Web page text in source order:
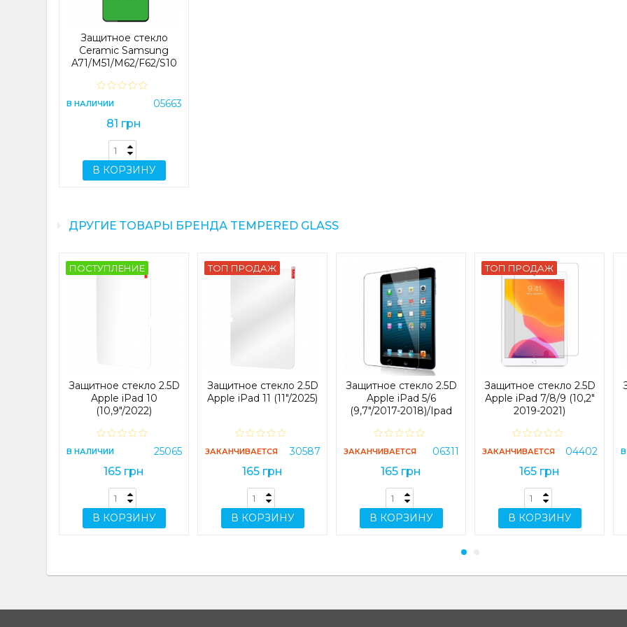
Защитное стекло
Ceramic Samsung
A71/M51/M62/F62/S10
В НАЛИЧИИ 05663
81 грн
В КОРЗИНУ
ДРУГИЕ ТОВАРЫ БРЕНДА TEMPERED GLASS
ПОСТУПЛЕНИЕ
Защитное стекло 2.5D
Apple iPad 10
(10,9"/2022)
В НАЛИЧИИ 25065
165 грн
В КОРЗИНУ
ТОП ПРОДАЖ
Защитное стекло 2.5D
Apple iPad 11 (11"/2025)
ЗАКАНЧИВАЕТСЯ 30587
165 грн
В КОРЗИНУ
Защитное стекло 2.5D
Apple iPad 5/6
(9,7"/2017-2018)/Ipad
2014)
ЗАКАНЧИВАЕТСЯ 06311
165 грн
В КОРЗИНУ
ТОП ПРОДАЖ
Защитное стекло 2.5D
Apple iPad 7/8/9 (10,2"
2019-2021)
ЗАКАНЧИВАЕТСЯ 04402
165 грн
В КОРЗИНУ